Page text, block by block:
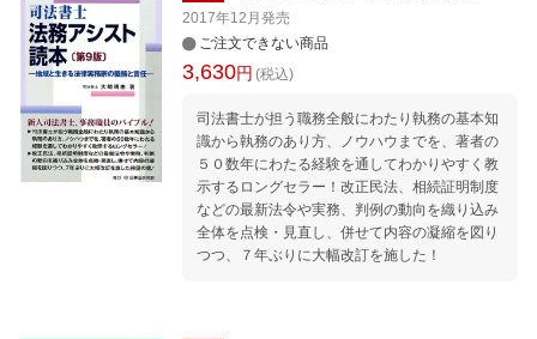
2017年12月 発売
ご注文できない商品
3,630円 (税込)
司法書士が担う職務全般にわたり執務の基本知
識から執務のあり方、ノウハウまでを、著者の
５０数年にわたる経験を通してわかりやすく教
示するロングセラー！改正民法、相続証明制度
などの最新法令や実務、判例の動向を織り込み
全体を点検・見直し、併せて内容の凝縮を図り
つつ、７年ぶりに大幅改訂を施した！